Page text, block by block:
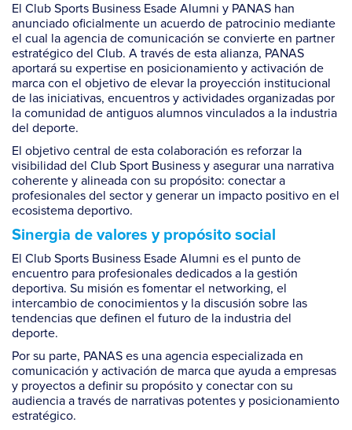
El Club Sports Business Esade Alumni y PANAS han
anunciado oficialmente un acuerdo de patrocinio mediante
el cual la agencia de comunicación se convierte en partner
estratégico del Club. A través de esta alianza, PANAS
aportará su expertise en posicionamiento y activación de
marca con el objetivo de elevar la proyección institucional
de las iniciativas, encuentros y actividades organizadas por
la comunidad de antiguos alumnos vinculados a la industria
del deporte.
El objetivo central de esta colaboración es reforzar la
visibilidad del Club Sport Business y asegurar una narrativa
coherente y alineada con su propósito: conectar a
profesionales del sector y generar un impacto positivo en el
ecosistema deportivo.
Sinergia de valores y propósito social
El Club Sports Business Esade Alumni es el punto de
encuentro para profesionales dedicados a la gestión
deportiva. Su misión es fomentar el networking, el
intercambio de conocimientos y la discusión sobre las
tendencias que definen el futuro de la industria del
deporte.
Por su parte, PANAS es una agencia especializada en
comunicación y activación de marca que ayuda a empresas
y proyectos a definir su propósito y conectar con su
audiencia a través de narrativas potentes y posicionamiento
estratégico.